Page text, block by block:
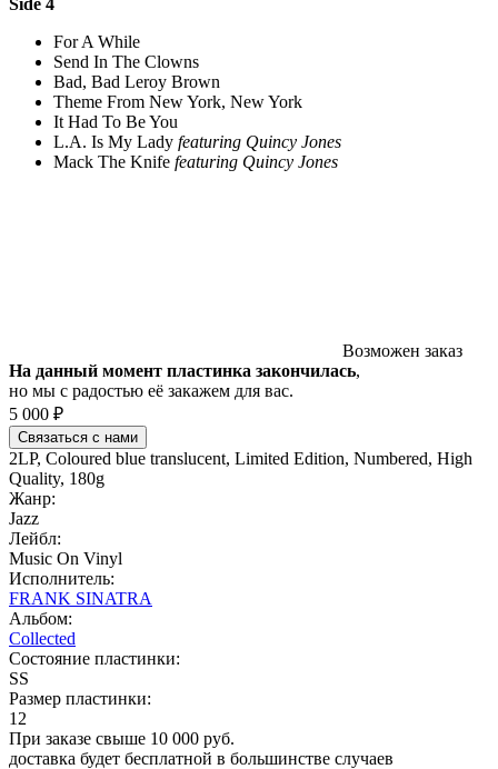
For A While
Send In The Clowns
Bad, Bad Leroy Brown
Theme From New York, New York
It Had To Be You
L.A. Is My Lady featuring Quincy Jones
Mack The Knife featuring Quincy Jones
Возможен заказ
На данный момент пластинка закончилась,
но мы с радостью её закажем для вас.
5 000 ₽
Связаться с нами
2LP, Coloured blue translucent, Limited Edition, Numbered, High
Quality, 180g
Жанр:
Jazz
Лейбл:
Music On Vinyl
Исполнитель:
FRANK SINATRA
Альбом:
Collected
Состояние пластинки:
SS
Размер пластинки:
12
При заказе свыше 10 000 руб.
доставка будет бесплатной в большинстве случаев